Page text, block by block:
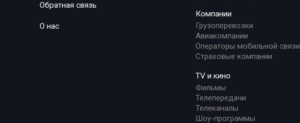
Обратная связь
О нас
Компании
Грузоперевозки
Авиакомпании
Операторы мобильной связи
Страховые компании
TV и кино
Фильмы
Телепередачи
Телеканалы
Шоу-программы